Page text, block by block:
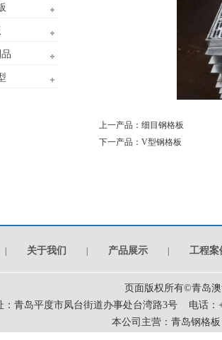
上一产品： 细目钢格板
下一产品： V型钢格板
关于我们 产品展示 工程案
页面版权所有©青岛
：青岛平度市凤台街道办事处台湾路3号 电话：
本公司主营： 青岛钢格板